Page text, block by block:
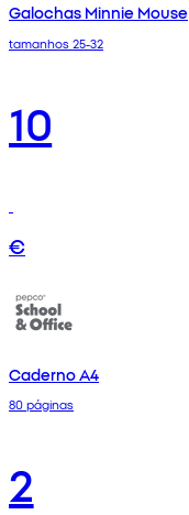
Galochas Minnie Mouse
tamanhos 25-32
10
€
Caderno A4
80 páginas
2